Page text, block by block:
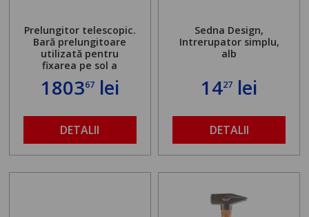
Prelungitor telescopic.
Bară prelungitoare
utilizată pentru
fixarea pe sol a
standului mașinii de
găurit în locul
maximă admisă de 500
kg și înălțime reglabilă
de la 1,8 la 2,9 m
180367lei
DETALII
Sedna Design,
Intrerupator simplu,
alb
1427 lei
DETALII